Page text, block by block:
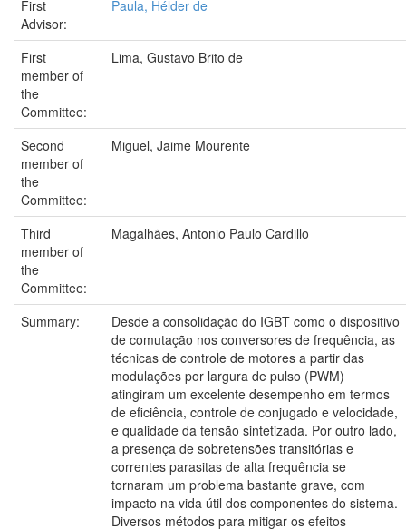
First
Advisor:
Paula, Hélder de
First
member of
the
Committee:
Lima, Gustavo Brito de
Second
member of
the
Committee:
Miguel, Jaime Mourente
Third
member of
the
Committee:
Magalhães, Antonio Paulo Cardillo
Summary:
Desde a consolidação do IGBT como o dispositivo
de comutação nos conversores de frequência, as
técnicas de controle de motores a partir das
modulações por largura de pulso (PWM)
atingiram um excelente desempenho em termos
de eficiência, controle de conjugado e velocidade,
e qualidade da tensão sintetizada. Por outro lado,
a presença de sobretensões transitórias e
correntes parasitas de alta frequência se
tornaram um problema bastante grave, com
impacto na vida útil dos componentes do sistema.
Diversos métodos para mitigar os efeitos